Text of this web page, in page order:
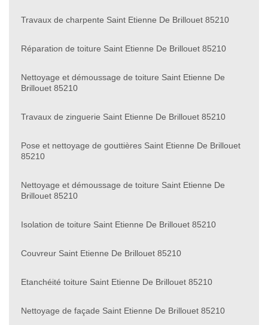
Travaux de charpente Saint Etienne De Brillouet 85210
Réparation de toiture Saint Etienne De Brillouet 85210
Nettoyage et démoussage de toiture Saint Etienne De
Brillouet 85210
Travaux de zinguerie Saint Etienne De Brillouet 85210
Pose et nettoyage de gouttières Saint Etienne De Brillouet
85210
Nettoyage et démoussage de toiture Saint Etienne De
Brillouet 85210
Isolation de toiture Saint Etienne De Brillouet 85210
Couvreur Saint Etienne De Brillouet 85210
Etanchéité toiture Saint Etienne De Brillouet 85210
Nettoyage de façade Saint Etienne De Brillouet 85210